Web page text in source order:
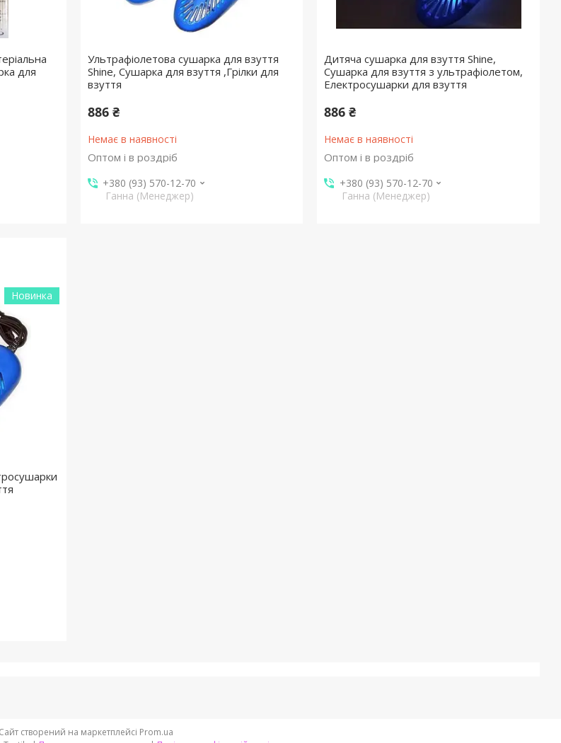
для
Ультрафіолетова сушарка для взуття
Shine, Сушарка для взуття ,Грілки для
взуття
886 ₴
Немає в наявності
Оптом і в роздріб
+380 (93) 570-12-70
Ганна (Менеджер)
Дитяча сушарка для взуття Shine,
Сушарка для взуття з ультрафіолетом,
Електросушарки для взуття
886 ₴
Немає в наявності
Оптом і в роздріб
+380 (93) 570-12-70
Ганна (Менеджер)
Новинка
Сайт створений на маркетплейсі Prom.ua